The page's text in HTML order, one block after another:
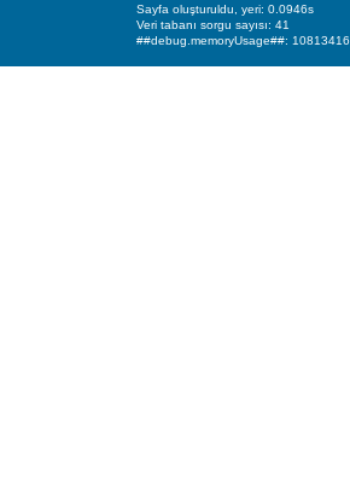
Sayfa oluşturuldu, yeri: 0.0946s
Veri tabanı sorgu sayısı: 41
##debug.memoryUsage##: 10813416